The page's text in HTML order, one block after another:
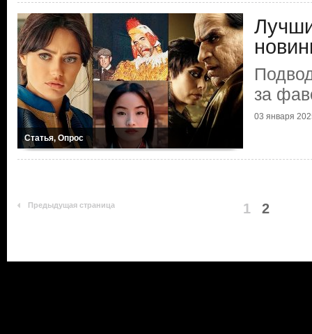
Статья, Опрос
за
03 января
Предыдущая страница 1 2